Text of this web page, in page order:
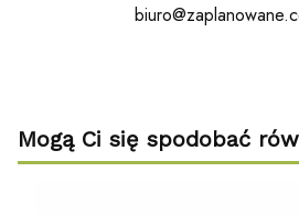
Mogą Ci się spodobać